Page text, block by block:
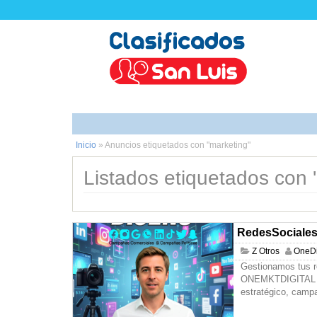
Inicio » Anuncios etiquetados con "marketing"
Listados etiquetados con
RedesSociales
Z Otros
Gestionamos tus
estratégico,